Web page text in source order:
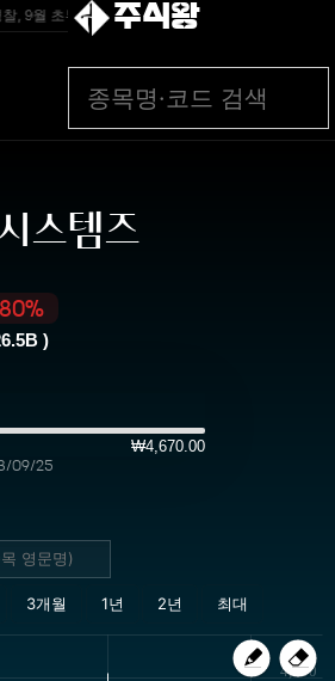
, 9월 초부터 ‘가족사건 상피제’ 전격 실시 -
주식왕
스템즈
)
₩4,670.00
09/25
4,000